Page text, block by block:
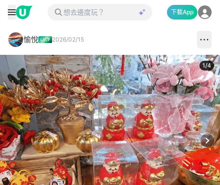
下載App
愉悅 2026/02/15
1/4